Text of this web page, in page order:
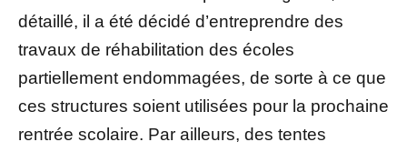
détaillé, il a été décidé d’entreprendre des
travaux de réhabilitation des écoles
partiellement endommagées, de sorte à ce que
ces structures soient utilisées pour la prochaine
rentrée scolaire. Par ailleurs, des tentes